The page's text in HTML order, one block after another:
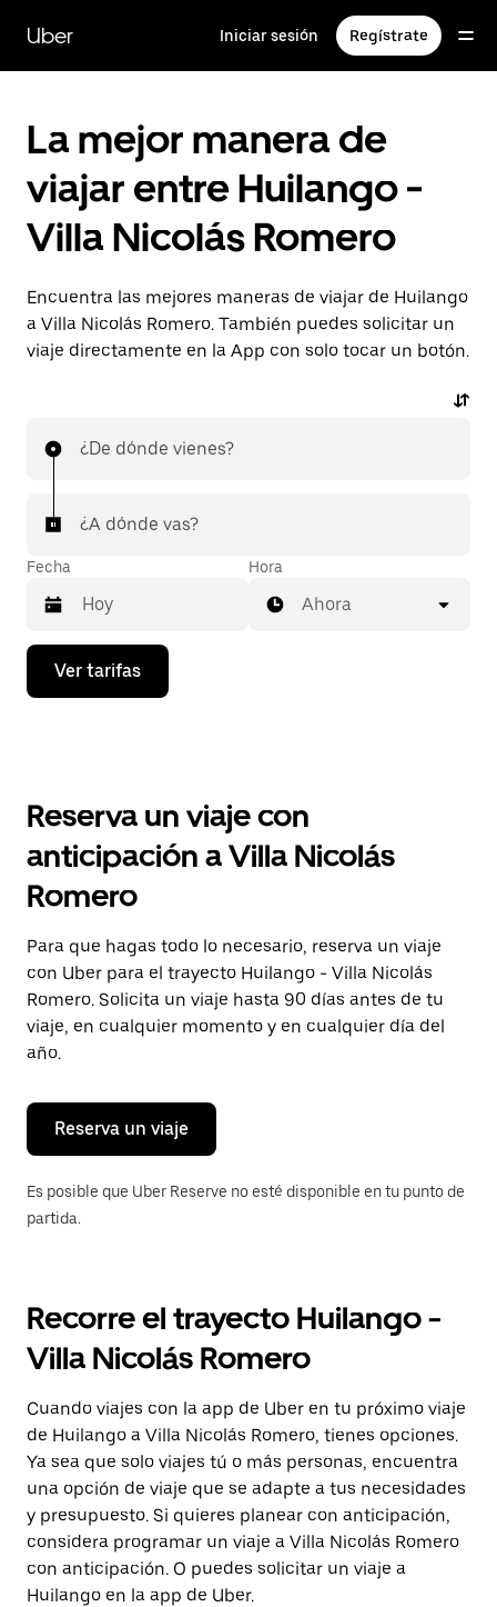
contenido
principal
Uber Iniciar sesión Regístrate
La mejor manera de
viajar entre Huilango -
Villa Nicolás Romero
Encuentra las mejores maneras de viajar de Huilango
a Villa Nicolás Romero. También puedes solicitar un
viaje directamente en la App con solo tocar un botón.
¿De dónde vienes?
¿A dónde vas?
Fecha
Presiona
flecha
el
y
selecciona
una
Presiona
la
tecla Esc
para
cerrar
el
calendario.
Hora
Ahora
Ver tarifas
Reserva un viaje con
anticipación a Villa Nicolás
Romero
Para que hagas todo lo necesario, reserva un viaje
con Uber para el trayecto Huilango - Villa Nicolás
Romero. Solicita un viaje hasta 90 días antes de tu
viaje, en cualquier momento y en cualquier día del
año.
Reserva un viaje
Es posible que Uber Reserve no esté disponible en tu punto de
partida.
Recorre el trayecto Huilango -
Villa Nicolás Romero
Cuando viajes con la app de Uber en tu próximo viaje
de Huilango a Villa Nicolás Romero, tienes opciones.
Ya sea que solo viajes tú o más personas, encuentra
una opción de viaje que se adapte a tus necesidades
y presupuesto. Si quieres planear con anticipación,
considera programar un viaje a Villa Nicolás Romero
con anticipación. O puedes solicitar un viaje a
Huilango en la app de Uber.